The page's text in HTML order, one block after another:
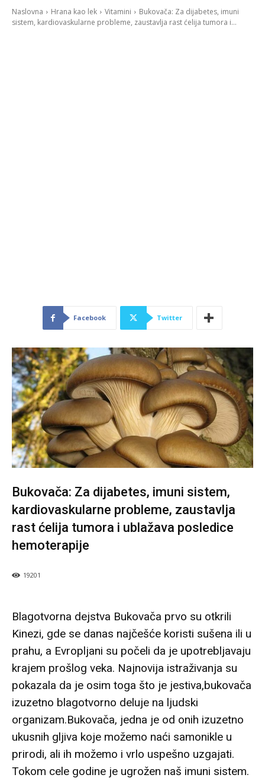
Naslovna Hrana kao lek Vitamini
Bukovača: Za dijabetes, imuni
sistem, kardiovaskularne probleme, zaustavlja rast ćelija tumora i...
Facebook Twitter
Bukovača: Za dijabetes, imuni sistem,
kardiovaskularne probleme, zaustavlja
rast ćelija tumora i ublažava posledice
hemoterapije
19201
Blagotvorna dejstva Bukovača prvo su otkrili
Kinezi, gde se danas najčešće koristi sušena ili u
prahu, a Evropljani su počeli da je upotrebljavaju
krajem prošlog veka. Najnovija istraživanja su
pokazala da je osim toga što je jestiva,bukovača
izuzetno blagotvorno deluje na ljudski
organizam.Bukovača, jedna je od onih izuzetno
ukusnih gljiva koje možemo naći samonikle u
prirodi, ali ih možemo i vrlo uspešno uzgajati.
Tokom cele godine je ugrožen naš imuni sistem.